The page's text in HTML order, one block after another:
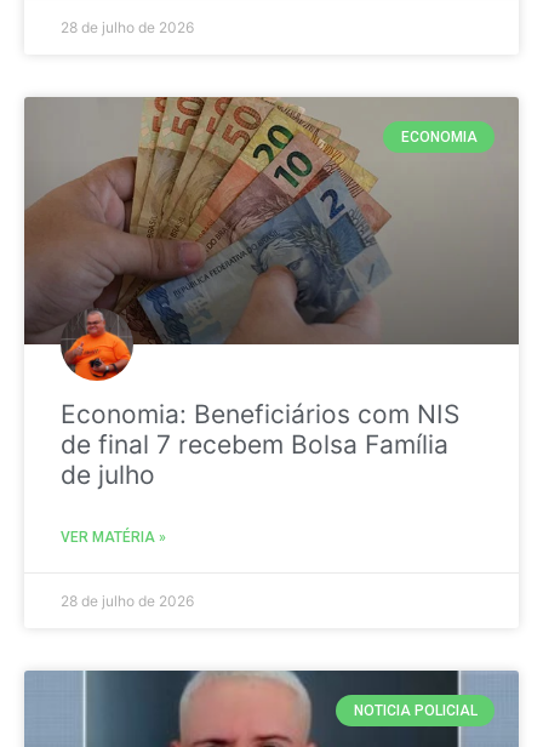
28 de julho de 2026
ECONOMIA
Economia: Beneficiários com NIS
de final 7 recebem Bolsa Família
de julho
VER MATÉRIA »
28 de julho de 2026
NOTICIA POLICIAL